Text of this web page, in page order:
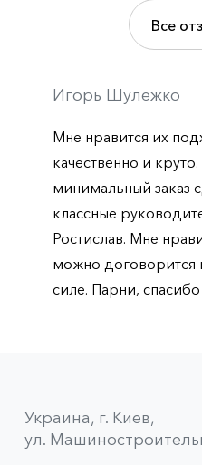
Все
Игорь Шулежко
Мне нравится их
качественно и
минимальный заказ
классные
Ростислав. Мне
можно договорится
силе. Парни,
Украина, г. Киев,
ул.